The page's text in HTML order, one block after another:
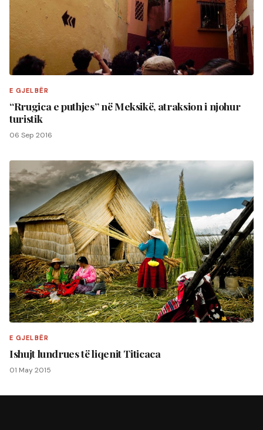
E GJELBËR
“Rrugica e puthjes” në Meksikë, atraksion i njohur
turistik
06 Sep 2016
E GJELBËR
Ishujt lundrues të liqenit Titicaca
01 May 2015